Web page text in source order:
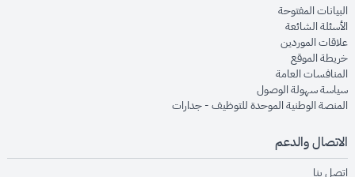
البيانات المفتوحةopens in new window
الأسئلة الشائعةopens in new window
علاقات الموردينopens in new window
خريطة الموقعopens in new window
المنافسات العامةopens in new window
سياسة سهولة الوصولopens in new window
المنصة الوطنية الموحدة للتوظيف - جداراتopens in new window
الاتصال والدعم
اتصل بنا